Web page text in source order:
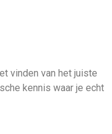
vinden van het juiste
kennis waar je echt